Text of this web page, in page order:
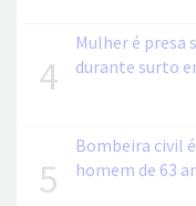
4
Mulher é presa
durante surto
5
Bombeira civil
homem de 63